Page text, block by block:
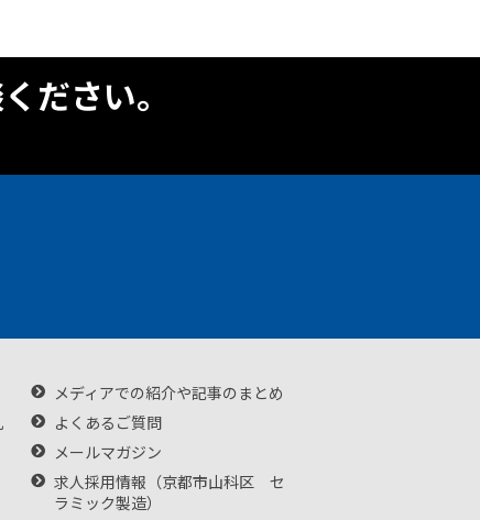
ださい。
メディアでの紹介や記事のまとめ
よくあるご質問
メールマガジン
求人採用情報（京都市山科区 セ
ラミック製造）